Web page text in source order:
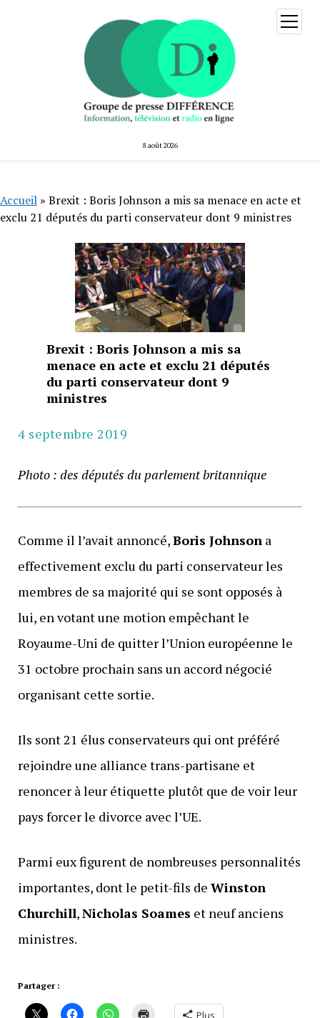
8 août 2026
ouvrir
menu
Accueil » Brexit : Boris Johnson a mis sa menace en acte et
exclu 21 députés du parti conservateur dont 9 ministres
Brexit : Boris Johnson a mis sa
menace en acte et exclu 21 députés
du parti conservateur dont 9
ministres
4 septembre 2019
Photo : des députés du parlement britannique
Comme il l’avait annoncé,Boris Johnsona
effectivement exclu du parti conservateur les
membres de sa majorité qui se sont opposés à
lui, en votant une motion empêchant le
Royaume-Uni de quitter l’Union européenne le
31 octobre prochain sans un accord négocié
organisant cette sortie.
Ils sont 21 élus conservateurs qui ont préféré
rejoindre une alliance trans-partisane et
renoncer à leur étiquette plutôt que de voir leur
pays forcer le divorce avec l’UE.
Parmi eux figurent de nombreuses personnalités
importantes, dont le petit-fils de Winston
Churchill,Nicholas Soames et neuf anciens
ministres.
Partager :